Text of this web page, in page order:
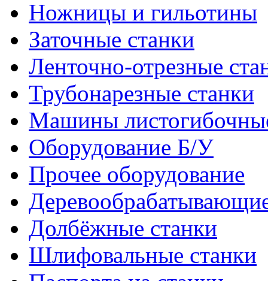
Ножницы и гильотины
Заточные станки
Ленточно-отрезные
Трубонарезные станки
Машины
Оборудование Б/У
Прочее оборудование
Долбёжные станки
Шлифовальные станки